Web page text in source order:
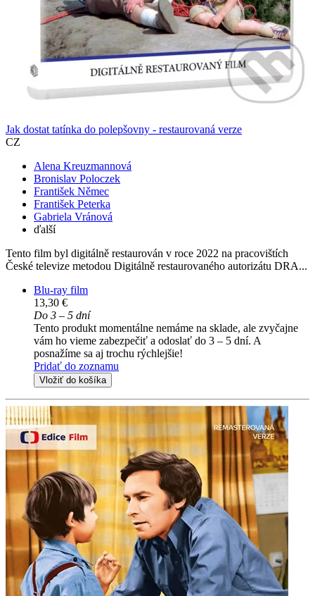
Jak dostat tatínka do polepšovny - restaurovaná verze
CZ
Alena Kreuzmannová
Bronislav Poloczek
František Němec
František Peterka
Gabriela Vránová
ďalší
Tento film byl digitálně restaurován v roce 2022 na pracovištích
České televize metodou Digitálně restaurovaného autorizátu DRA...
Blu-ray film
13,30 €
Do 3 – 5 dní
Tento produkt momentálne nemáme na sklade, ale zvyčajne
vám ho vieme zabezpečiť a odoslať do 3 – 5 dní. A
posnažíme sa aj trochu rýchlejšie!
Pridať do zoznamu
Vložiť do košíka